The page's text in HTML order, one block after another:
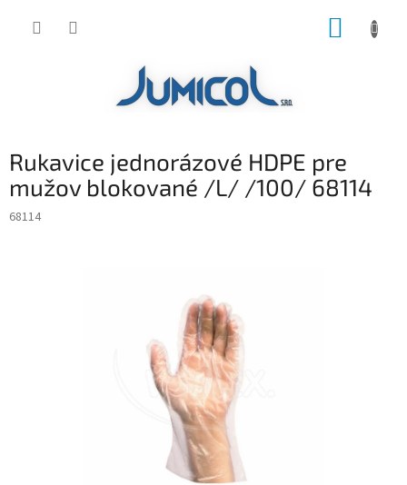
Rukavice jednorázové HDPE pre
mužov blokované /L/ /100/ 68114
68114